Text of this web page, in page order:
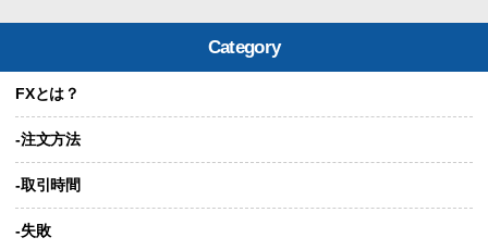
Category
FXとは？
-注文方法
-取引時間
-失敗